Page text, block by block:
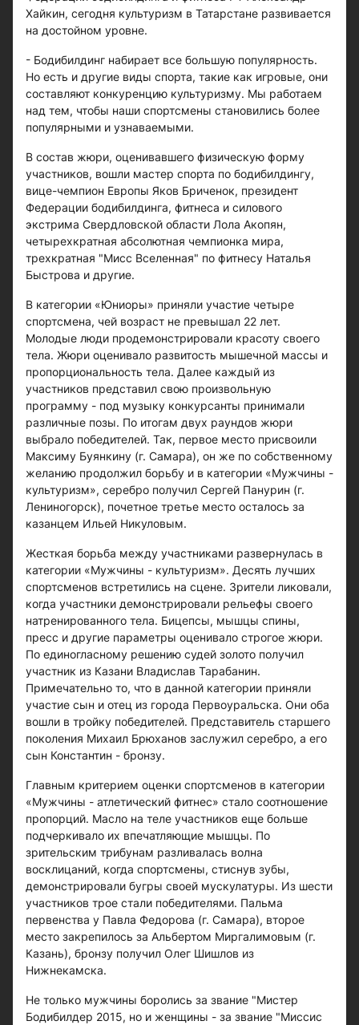
Хайкин, сегодня культуризм в Татарстане развивается
на достойном уровне.
- Бодибилдинг набирает все большую популярность.
Но есть и другие виды спорта, такие как игровые, они
составляют конкуренцию культуризму. Мы работаем
над тем, чтобы наши спортсмены становились более
популярными и узнаваемыми.
В состав жюри, оценивавшего физическую форму
участников, вошли мастер спорта по бодибилдингу,
вице-чемпион Европы Яков Бриченок, президент
Федерации бодибилдинга, фитнеса и силового
экстрима Свердловской области Лола Акопян,
четырехкратная абсолютная чемпионка мира,
трехкратная "Мисс Вселенная" по фитнесу Наталья
Быстрова и другие.
В категории «Юниоры» приняли участие четыре
спортсмена, чей возраст не превышал 22 лет.
Молодые люди продемонстрировали красоту своего
тела. Жюри оценивало развитость мышечной массы и
пропорциональность тела. Далее каждый из
участников представил свою произвольную
программу - под музыку конкурсанты принимали
различные позы. По итогам двух раундов жюри
выбрало победителей. Так, первое место присвоили
Максиму Буянкину (г. Самара), он же по собственному
желанию продолжил борьбу и в категории «Мужчины -
культуризм», серебро получил Сергей Панурин (г.
Лениногорск), почетное третье место осталось за
казанцем Ильей Никуловым.
Жесткая борьба между участниками развернулась в
категории «Мужчины - культуризм». Десять лучших
спортсменов встретились на сцене. Зрители ликовали,
когда участники демонстрировали рельефы своего
натренированного тела. Бицепсы, мышцы спины,
пресс и другие параметры оценивало строгое жюри.
По единогласному решению судей золото получил
участник из Казани Владислав Тарабанин.
Примечательно то, что в данной категории приняли
участие сын и отец из города Первоуральска. Они оба
вошли в тройку победителей. Представитель старшего
поколения Михаил Брюханов заслужил серебро, а его
сын Константин - бронзу.
Главным критерием оценки спортсменов в категории
«Мужчины - атлетический фитнес» стало соотношение
пропорций. Масло на теле участников еще больше
подчеркивало их впечатляющие мышцы. По
зрительским трибунам разливалась волна
восклицаний, когда спортсмены, стиснув зубы,
демонстрировали бугры своей мускулатуры. Из шести
участников трое стали победителями. Пальма
первенства у Павла Федорова (г. Самара), второе
место закрепилось за Альбертом Миргалимовым (г.
Казань), бронзу получил Олег Шишлов из
Нижнекамска.
Не только мужчины боролись за звание "Мистер
Бодибилдер 2015, но и женщины - за звание "Миссис